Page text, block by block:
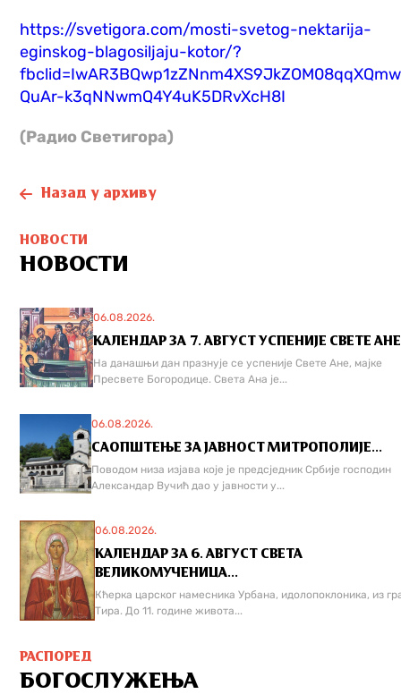
https://svetigora.com/mosti-svetog-nektarija-
eginskog-blagosiljaju-kotor/?
QuAr-k3qNNwmQ4Y4uK5DRvXcH8I
(Радио Светигорa)
Назад у архиву
НОВОСТИ
НОВОСТИ
06.08.2026.
КАЛЕНДАР ЗА 7. АВГУСТ УСПЕНИЈЕ СВЕТЕ АНЕ
На данашњи дан празнује се успеније Свете Ане, мајке
Пресвете Богородице. Света Ана је...
06.08.2026.
САОПШТЕЊЕ ЗА ЈАВНОСТ МИТРОПОЛИЈЕ...
Поводом низа изјава које је предсједник Србије господин
Александар Вучић дао у јавности у...
06.08.2026.
КАЛЕНДАР ЗА 6. АВГУСТ СВЕТА
ВЕЛИКОМУЧЕНИЦА...
Кћерка царског намесника Урбана, идолопоклоника, из
Тира. До 11. године живота...
РАСПОРЕД
БОГОСЛУЖЕЊА